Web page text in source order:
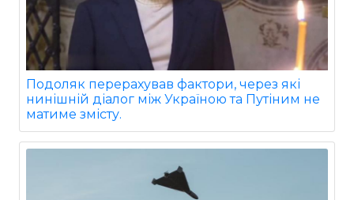
Подоляк перерахував фактори, через які
нинішній діалог між Україною та Путіним не
матиме змісту.